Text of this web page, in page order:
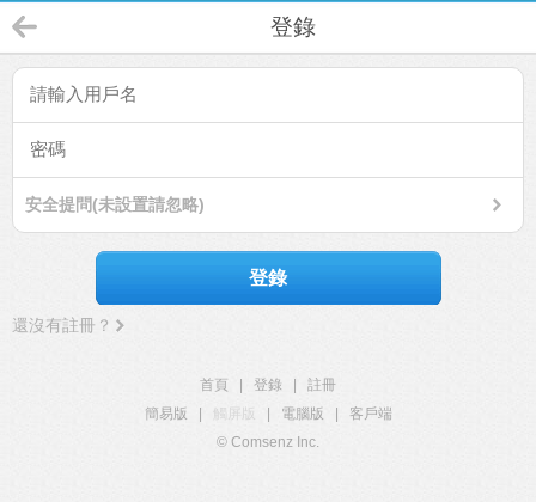
登錄
安全提問(未設置請忽略)
登錄
還沒有註冊？
首頁 登錄
註冊
簡易版
觸屏版 電腦版
客戶端
© Comsenz Inc.